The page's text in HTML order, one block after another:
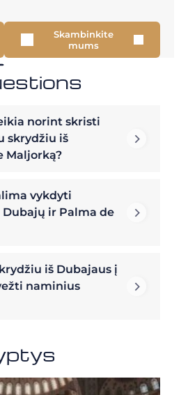
Skambinkite
mums
norint skristi
skrydžiu iš
Maljorką?
vykdyti
ir Palma de
iš Dubajaus į
naminius